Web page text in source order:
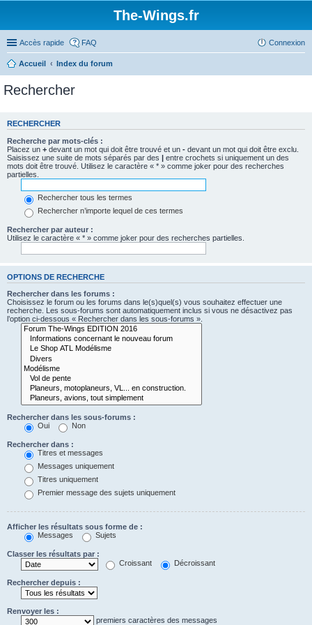
The-Wings.fr
Accès rapide FAQ Connexion
Accueil Index du forum
Rechercher
RECHERCHER
Recherche par mots-clés :
Placez un + devant un mot qui doit être trouvé et un - devant un mot qui doit être exclu.
Saisissez une suite de mots séparés par des | entre crochets si uniquement un des
mots doit être trouvé. Utilisez le caractère « * » comme joker pour des recherches
partielles.
Rechercher tous les termes
Rechercher n’importe lequel de ces termes
Rechercher par auteur :
Utilisez le caractère « * » comme joker pour des recherches partielles.
OPTIONS DE RECHERCHE
Rechercher dans les forums :
Choisissez le forum ou les forums dans le(s)quel(s) vous souhaitez effectuer une
recherche. Les sous-forums sont automatiquement inclus si vous ne désactivez pas
l’option ci-dessous « Rechercher dans les sous-forums ».
Rechercher dans les sous-forums :
Oui
Non
Rechercher dans :
Titres et messages
Messages uniquement
Titres uniquement
Premier message des sujets uniquement
Afficher les résultats sous forme de :
Messages
Sujets
Classer les résultats par :
Croissant
Décroissant
Rechercher depuis :
Renvoyer les :
premiers caractères des messages